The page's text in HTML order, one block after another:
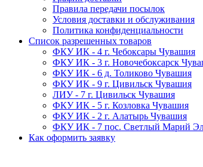
Правила передачи посылок
Условия доставки и обслуживания
Политика конфиденциальности
Список разрешенных товаров
ФКУ ИК - 4 г. Чебоксары Чувашия
ФКУ ИК - 3 г. Новочебоксарск
ФКУ ИК - 6 д. Толиково Чувашия
ФКУ ИК - 9 г. Цивильск Чувашия
ЛИУ - 7 г. Цивильск Чувашия
ФКУ ИК - 5 г. Козловка Чувашия
ФКУ ИК - 2 г. Алатырь Чувашия
ФКУ ИК - 7 пос. Светлый Марий
Как оформить заявку